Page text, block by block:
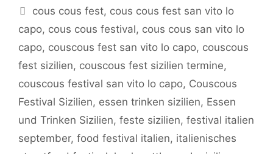
Schlagwörter
cous cous fest, cous cous fest san vito lo
capo, cous cous festival, cous cous san vito lo
capo, couscous fest san vito lo capo, couscous
fest sizilien, couscous fest sizilien termine,
couscous festival san vito lo capo, Couscous
Festival Sizilien, essen trinken sizilien, Essen
und Trinken Sizilien, feste sizilien, festival italien
september, food festival italien, italienisches